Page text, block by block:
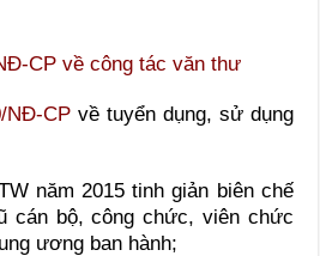
CP về công tác văn thư
NĐ-CP về tuyển dụng, sử dụng
năm 2015 tinh giản biên chế
cán bộ, công chức, viên chức
ương ban hành;